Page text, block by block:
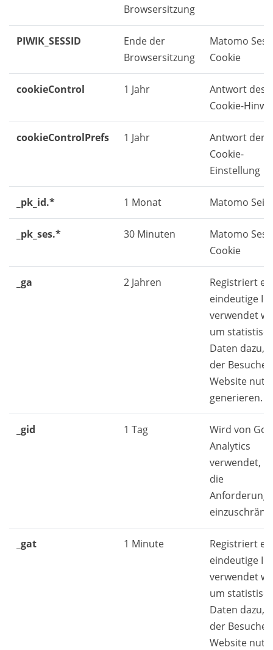
Browsersitzung
PIWIK_SESSID
Ende der
Browsersitzung
Matomo
Cookie
cookieControl 1 Jahr
Antwort des
Cookie-
cookieControlPrefs 1 Jahr
Antwort der
Cookie-
Einstellung
_pk_id.* 1 Monat Matomo
_pk_ses.* 30 Minuten
Matomo
Cookie
_ga 2 Jahren
Registriert
eindeutige
verwendet
um
Daten dazu,
der
Website
generieren.
_gid 1 Tag
Wird von
Analytics
verwendet,
die
_gat 1 Minute
Registriert
eindeutige
verwendet
um
Daten dazu,
der
Website